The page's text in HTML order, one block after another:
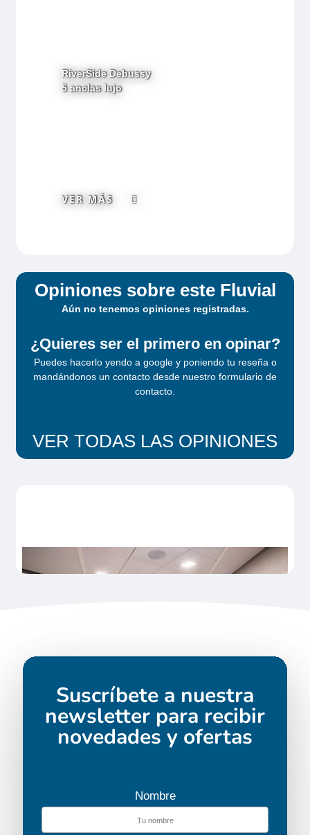
RiverSide Debussy
5 anclas lujo
VER MÁS
Opiniones sobre este Fluvial
Aún no tenemos opiniones registradas.
¿Quieres ser el primero en opinar?
Puedes hacerlo yendo a google y poniendo tu reseña o
mandándonos un contacto desde nuestro formulario de
contacto.
VER TODAS LAS OPINIONES
Suscríbete a nuestra
newsletter para recibir
novedades y ofertas
Nombre